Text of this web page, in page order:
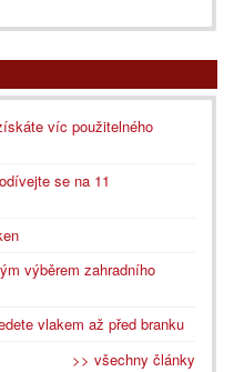
víc použitelného
se na 11
výběrem zahradního
vlakem až před branku
>> všechny články